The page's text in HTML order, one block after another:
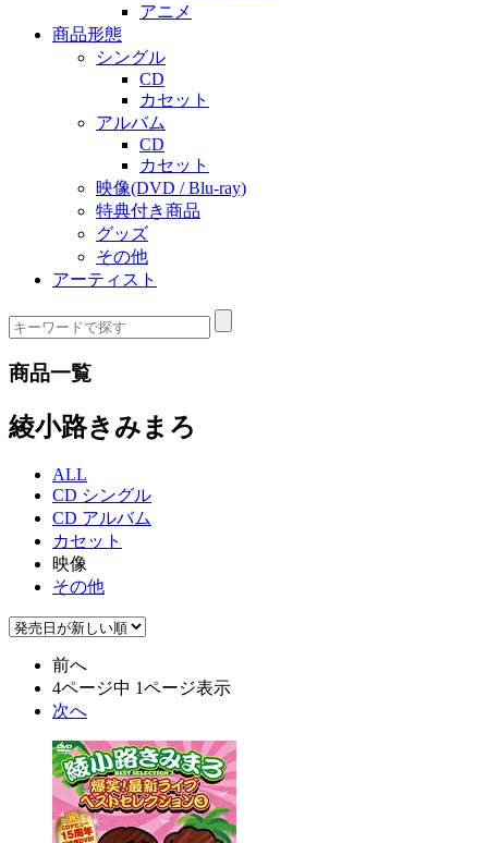
アニメ
商品形態
シングル
CD
カセット
アルバム
CD
カセット
映像(DVD / Blu-ray)
特典付き商品
グッズ
その他
アーティスト
商品一覧
綾小路きみまろ
ALL
CD シングル
CD アルバム
カセット
映像
その他
前へ
4ページ中 1ページ表示
次へ